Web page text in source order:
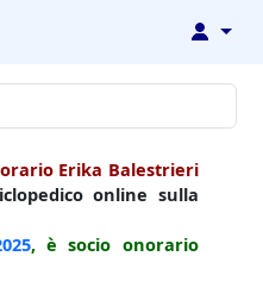
↓
Erika Balestrieri
online sulla
, è socio onorario